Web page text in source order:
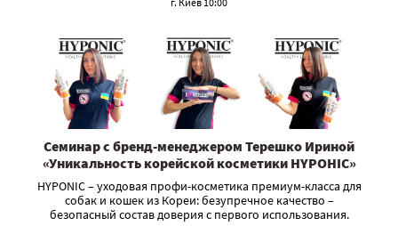
Семинар с бренд-менеджером Терешко Ириной
«Уникальность корейской косметики HYPOHIC»
HYPONIC – уходовая профи-косметика премиум-класса для
собак и кошек из Кореи: безупречное качество –
безопасный состав доверия с первого использования.